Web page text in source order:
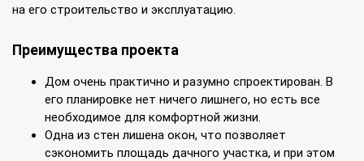
на его строительство и эксплуатацию.
Преимущества проекта
Дом очень практично и разумно спроектирован. В
его планировке нет ничего лишнего, но есть все
необходимое для комфортной жизни.
Одна из стен лишена окон, что позволяет
сэкономить площадь дачного участка, и при этом